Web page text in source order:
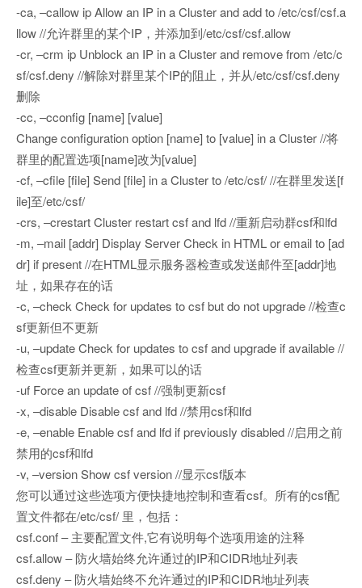
-ca, –callow ip Allow an IP in a Cluster and add to /etc/csf/csf.a
llow //允许群里的某个IP，并添加到/etc/csf/csf.allow
-cr, –crm ip Unblock an IP in a Cluster and remove from /etc/c
sf/csf.deny //解除对群里某个IP的阻止，并从/etc/csf/csf.deny
删除
-cc, –cconfig [name] [value]
Change configuration option [name] to [value] in a Cluster //将
群里的配置选项[name]改为[value]
-cf, –cfile [file] Send [file] in a Cluster to /etc/csf/ //在群里发送[f
ile]至/etc/csf/
-crs, –crestart Cluster restart csf and lfd //重新启动群csf和lfd
-m, –mail [addr] Display Server Check in HTML or email to [ad
dr] if present //在HTML显示服务器检查或发送邮件至[addr]地
址，如果存在的话
-c, –check Check for updates to csf but do not upgrade //检查c
sf更新但不更新
-u, –update Check for updates to csf and upgrade if available //
检查csf更新并更新，如果可以的话
-uf Force an update of csf //强制更新csf
-x, –disable Disable csf and lfd //禁用csf和lfd
-e, –enable Enable csf and lfd if previously disabled //启用之前
禁用的csf和lfd
-v, –version Show csf version //显示csf版本
您可以通过这些选项方便快捷地控制和查看csf。所有的csf配
置文件都在/etc/csf/ 里，包括：
csf.conf – 主要配置文件,它有说明每个选项用途的注释
csf.allow – 防火墙始终允许通过的IP和CIDR地址列表
csf.deny – 防火墙始终不允许通过的IP和CIDR地址列表